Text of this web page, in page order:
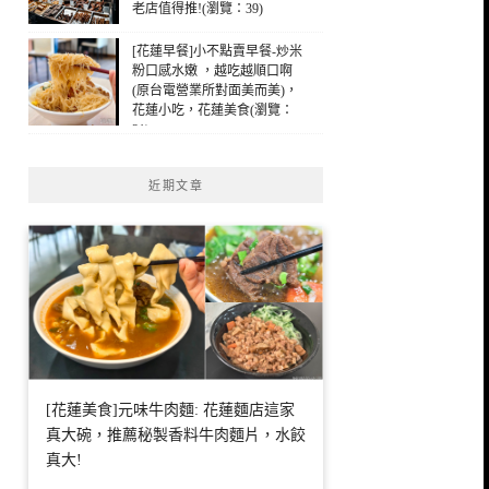
老店值得推!(瀏覽：39)
[花蓮早餐]小不點賣早餐-炒米
粉口感水嫩 ，越吃越順口啊
(原台電營業所對面美而美)，
花蓮小吃，花蓮美食(瀏覽：
31)
近期文章
[花蓮美食]元味牛肉麵: 花蓮麵店這家
真大碗，推薦秘製香料牛肉麵片，水餃
真大!